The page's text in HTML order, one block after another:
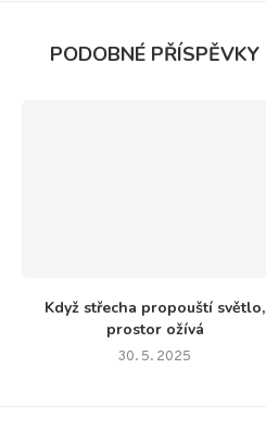
PODOBNÉ PŘÍSPĚVKY
Když střecha propouští světlo,
prostor ožívá
30. 5. 2025